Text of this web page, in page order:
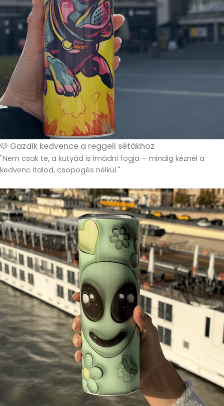
🐶 Gazdik kedvence a reggeli sétákhoz
"Nem csak te, a kutyád is imádni fogja – mindig kéznél a
kedvenc italod, csöpögés nélkül."